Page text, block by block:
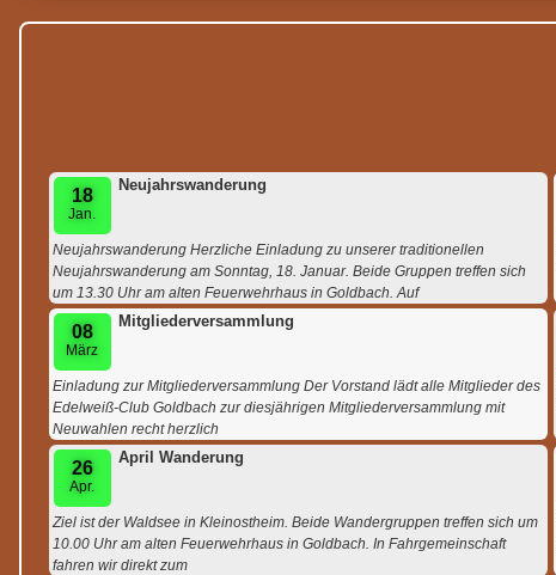
18
Jan.
Neujahrswanderung
Neujahrswanderung Herzliche Einladung zu unserer traditionellen
Neujahrswanderung am Sonntag, 18. Januar. Beide Gruppen treffen sich
um 13.30 Uhr am alten Feuerwehrhaus in Goldbach. Auf
08
März
Mitgliederversammlung
Einladung zur Mitgliederversammlung Der Vorstand lädt alle Mitglieder des
Edelweiß-Club Goldbach zur diesjährigen Mitgliederversammlung mit
Neuwahlen recht herzlich
26
Apr.
April Wanderung
Ziel ist der Waldsee in Kleinostheim. Beide Wandergruppen treffen sich um
10.00 Uhr am alten Feuerwehrhaus in Goldbach. In Fahrgemeinschaft
fahren wir direkt zum